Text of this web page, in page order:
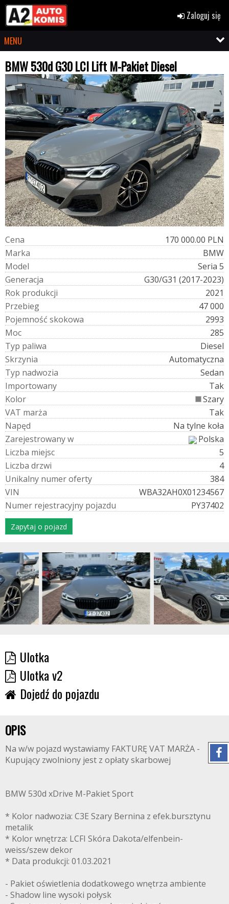
Zaloguj się
MENU
BMW 530d G30 LCI Lift M-Pakiet Diesel
Cena
170 000.00 PLN
Marka
BMW
Model
Seria 5
Generacja
G30/G31 (2017-2023)
Rok produkcji
2021
Przebieg
47 000
Pojemność skokowa
2993
Moc
285
Typ paliwa
Diesel
Skrzynia
Automatyczna
Typ nadwozia
Sedan
Importowany
Tak
Kolor
Szary
VAT marża
Tak
Napęd
Na tylne koła
Zarejestrowanyw
Polska
Liczba miejsc
5
Liczba drzwi
4
Unikalny numeroferty
384
VIN
WBA32AH0X01234567
Numer rejestracyjny pojazdu PY37402
Zapytaj o pojazd
Ulotka
Ulotka v2
Dojedź do pojazdu
OPIS
Na w/w pojazd wystawiamy FAKTURĘ VAT MARŻA -
Kupujący zwolniony jest z opłaty skarbowej
BMW 530d xDrive M-Pakiet Sport
* Kolor nadwozia: C3E Szary Bernina z efek.bursztynu
metalik
* Kolor wnętrza: LCFI Skóra Dakota/elfenbein-
weiss/szew dekor
* Data produkcji: 01.03.2021
- Pakiet oświetlenia dodatkowego wnętrza ambiente
- Shadow line wysoki połysk